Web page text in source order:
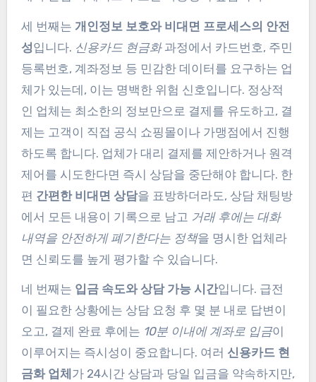
세 번째는 개인정보 보호와 비대면 프로세스의 안전
성입니다. 신용카드 현금화과정에서 카드번호, 주민
등록번호, 계좌정보 등 민감한 데이터를 요구하는 업
체가 있는데, 이는 명백한 위험 신호입니다. 정상적
인 업체는 최소한의 정보만으로 결제를 유도하고, 결
제는 고객이 직접 공식 쇼핑몰이나 가맹점에서 진행
하도록 합니다. 업체가 대리 결제를 제안하거나 원격
제어를 시도한다면 즉시 상담을 중단해야 합니다. 한
편 간편한 비대면 상담을 표방하더라도, 상담 채팅방
에서 모든 내용이 기록으로 남고 거래 후에는 대화
내역을 안전하게 폐기한다는 정책을 명시한 업체라
면 신뢰도를 높게 평가할 수 있습니다.
네 번째는 입금 속도와 상담 가능 시간입니다. 급전
이 필요한 상황에는 상담 요청 후 몇 분 내로 답변이
오고, 결제 완료 후에는 10분 이내에 계좌로 입금이
이루어지는 즉시성이 중요합니다. 여러 신용카드 현
금화 업체 가 24시간 상담과 당일 입금을 약속하지만,